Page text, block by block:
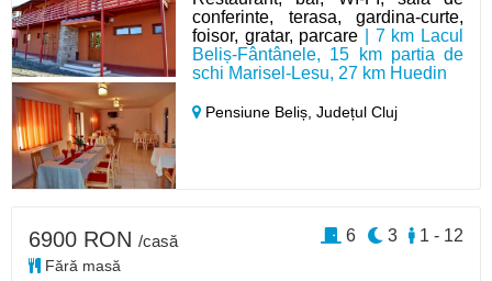
conferinte, terasa, gardina-curte,
foisor, gratar, parcare | 7 km Lacul
Beliș-Fântânele, 15 km partia de
schi Marisel-Lesu, 27 km Huedin
Pensiune Beliș,Județul Cluj
6900 RON /casă
Fără masă
1 - 12
3
6